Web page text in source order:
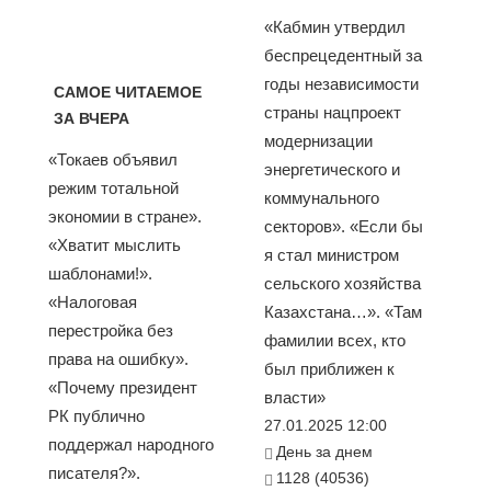
САМОЕ ЧИТАЕМОЕ
ЗА ВЧЕРА
«Токаев объявил
режим тотальной
экономии в стране».
«Хватит мыслить
шаблонами!».
«Налоговая
перестройка без
права на ошибку».
«Почему президент
РК публично
поддержал народного
писателя?».
«Кабмин утвердил
беспрецедентный за
годы независимости
страны нацпроект
модернизации
энергетического и
коммунального
секторов». «Если бы
я стал министром
сельского хозяйства
Казахстана…». «Там
фамилии всех, кто
был приближен к
власти»
27.01.2025 12:00
День за днем
1128 (40536)